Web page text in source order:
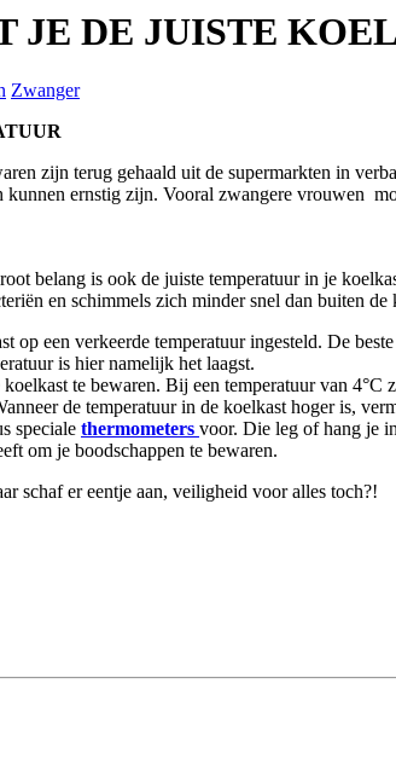
JE DE JUISTE
Zwanger
zijn terug gehaald uit de supermarkten in
ernstig zijn. Vooral zwangere vrouwen
belang is ook de juiste temperatuur in je
en schimmels zich minder snel dan buiten
op een verkeerde temperatuur ingesteld. De
is hier namelijk het laagst.
te bewaren. Bij een temperatuur van
de temperatuur in de koelkast hoger is,
speciale thermometers voor. Die leg of hang je
om je boodschappen te bewaren.
schaf er eentje aan, veiligheid voor alles toch?!